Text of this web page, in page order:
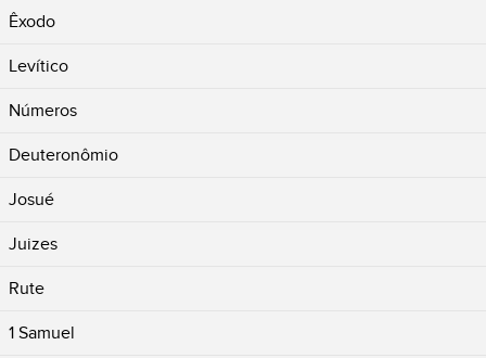
Êxodo
Levítico
Números
Deuteronômio
Josué
Juizes
Rute
1 Samuel